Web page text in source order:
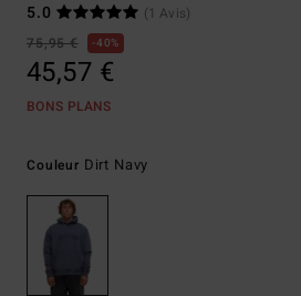
5.0
(1 Avis)
75,95 €
40%
45,57 €
BONS PLANS
Couleur Dirt Navy